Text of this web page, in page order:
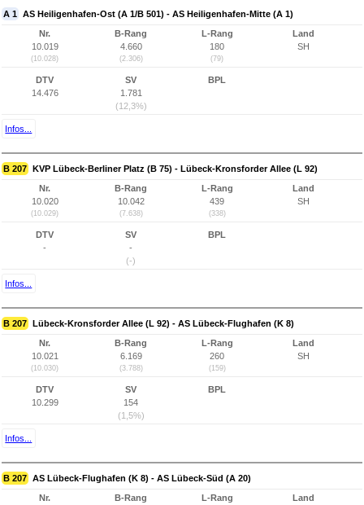
A 1 AS Heiligenhafen-Ost (A 1/B 501) - AS Heiligenhafen-Mitte (A 1)
Nr.
10.019
(10.028)
B-Rang
4.660
(2.306)
L-Rang
180
(79)
Land
SH
DTV
14.476
SV
1.781
(12,3%)
BPL
Infos...
B 207 KVP Lübeck-Berliner Platz (B 75) - Lübeck-Kronsforder Allee (L 92)
Nr.
10.020
(10.029)
B-Rang
10.042
(7.638)
L-Rang
439
(338)
Land
SH
DTV
-
SV
-
(-)
BPL
Infos...
B 207 Lübeck-Kronsforder Allee (L 92) - AS Lübeck-Flughafen (K 8)
Nr.
10.021
(10.030)
B-Rang
6.169
(3.788)
L-Rang
260
(159)
Land
SH
DTV
10.299
SV
154
(1,5%)
BPL
Infos...
B 207 AS Lübeck-Flughafen (K 8) - AS Lübeck-Süd (A 20)
Nr.
B-Rang
L-Rang
Land